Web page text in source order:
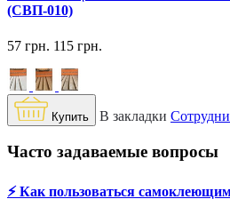
(СВП-010)
57 грн. 115 грн.
Купить В закладки
Часто задаваемые вопросы
⚡️ Как пользоваться